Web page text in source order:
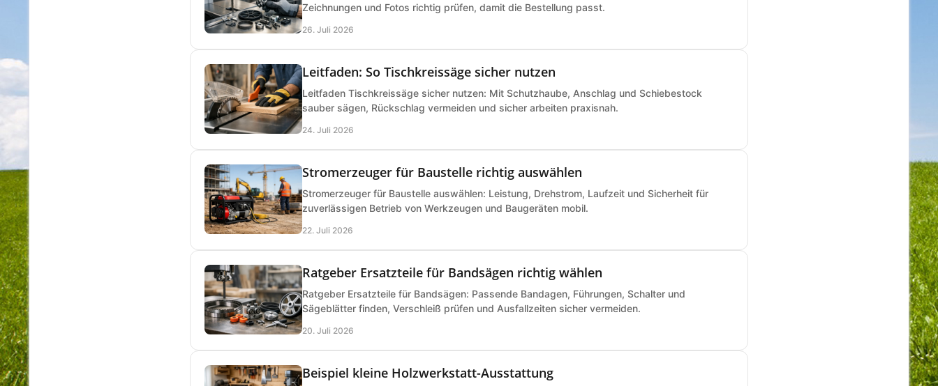
Zeichnungen und Fotos richtig prüfen, damit die Bestellung passt.
26. Juli 2026
Leitfaden: So Tischkreissäge sicher nutzen
Leitfaden Tischkreissäge sicher nutzen: Mit Schutzhaube, Anschlag und Schiebestock
sauber sägen, Rückschlag vermeiden und sicher arbeiten praxisnah.
24. Juli 2026
Stromerzeuger für Baustelle richtig auswählen
Stromerzeuger für Baustelle auswählen: Leistung, Drehstrom, Laufzeit und Sicherheit für
zuverlässigen Betrieb von Werkzeugen und Baugeräten mobil.
22. Juli 2026
Ratgeber Ersatzteile für Bandsägen richtig wählen
Ratgeber Ersatzteile für Bandsägen: Passende Bandagen, Führungen, Schalter und
Sägeblätter finden, Verschleiß prüfen und Ausfallzeiten sicher vermeiden.
20. Juli 2026
Beispiel kleine Holzwerkstatt-Ausstattung